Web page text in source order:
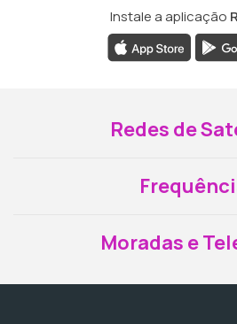
Instale a aplicação
Redes de
Moradas e